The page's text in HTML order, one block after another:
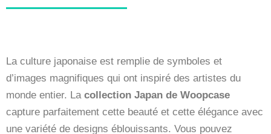
La culture japonaise est remplie de symboles et
d’images magnifiques qui ont inspiré des artistes du
monde entier. La collection Japan de Woopcase
capture parfaitement cette beauté et cette élégance avec
une variété de designs éblouissants. Vous pouvez